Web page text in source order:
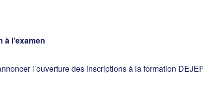
l’examen
l’ouverture des inscriptions à la formation